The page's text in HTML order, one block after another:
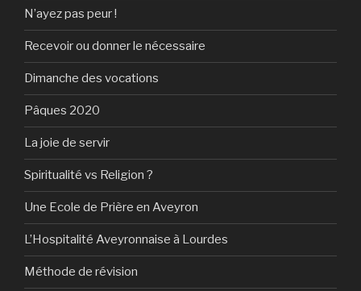
N’ayez pas peur !
Recevoir ou donner le nécessaire
Dimanche des vocations
Pâques 2020
La joie de servir
Spiritualité vs Religion ?
Une Ecole de Prière en Aveyron
L’Hospitalité Aveyronnaise à Lourdes
Méthode de révision